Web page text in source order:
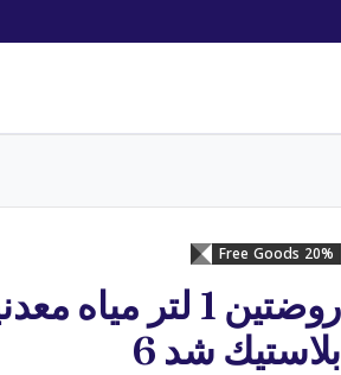
20% Free Goods
روضتين 1 لتر
بلاستيك شد 6